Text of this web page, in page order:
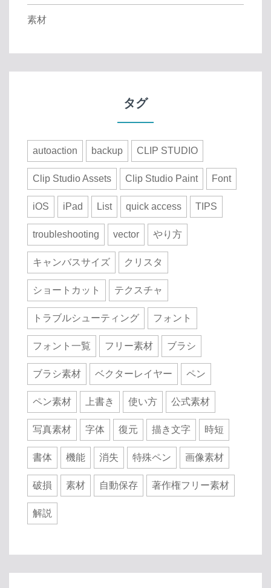
素材
タグ
autoaction backup CLIP STUDIO
Clip Studio Assets Clip Studio Paint Font
iOS iPad List quick access TIPS
troubleshooting vector やり方
キャンバスサイズ クリスタ
ショートカット テクスチャ
トラブルシューティング フォント
フォント一覧 フリー素材 ブラシ
ブラシ素材 ベクターレイヤー ペン
ペン素材 上書き 使い方 公式素材
写真素材 字体 復元 描き文字 時短
書体 機能 消失 特殊ペン 画像素材
破損 素材 自動保存 著作権フリー素材
解説